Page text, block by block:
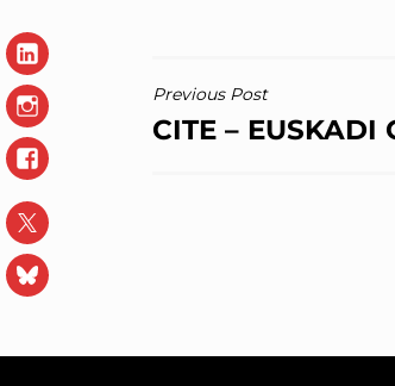
NAVEGACIÓN
DE
Previous Post
CITE – EUSKADI
LinkedIn
Instagram
Facebook
X
Blue